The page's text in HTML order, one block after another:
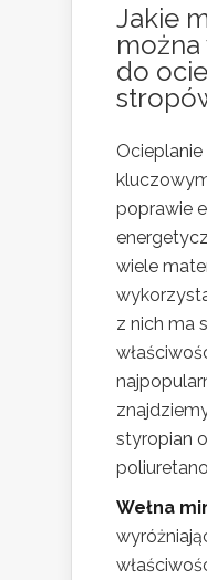
Jakie
do
poprawie
wiele
z nich ma
styropian
Wełna